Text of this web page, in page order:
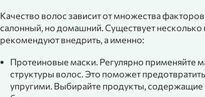
Качество волос зависит от множества
салонный, но домашний. Существует
рекомендуют внедрить, а именно:
Протеиновые маски. Регулярно применяйте
структуры волос. Это поможет
упругими. Выбирайте продукты,